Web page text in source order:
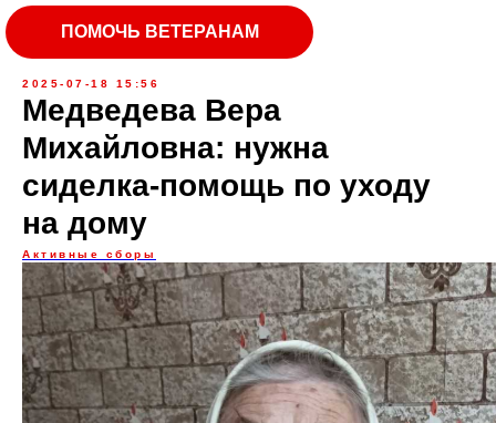
ПОМОЧЬ ВЕТЕРАНАМ
2025-07-18 15:56
Медведева Вера
Михайловна: нужна
сиделка-помощь по уходу
на дому
Активные сборы